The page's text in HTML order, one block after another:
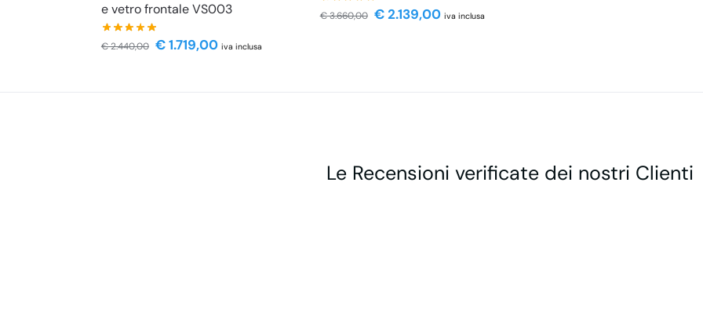
e vetro frontale VS003
€2.440,00 €1.719,00 iva inclusa
€3.660,00 €2.139,00 iva inclusa
Le Recensioni verificate dei nostri Clienti